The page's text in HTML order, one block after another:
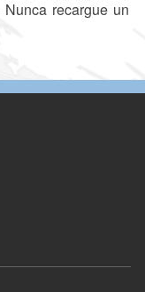
Nunca recargue un